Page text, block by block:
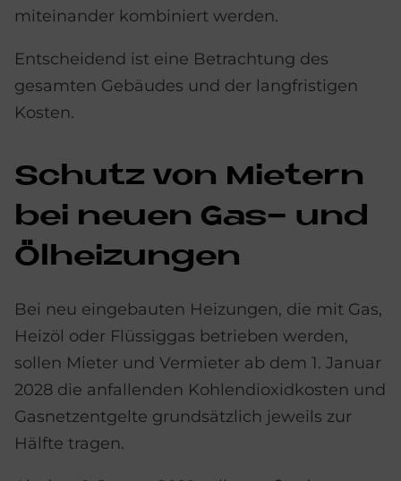
miteinander kombiniert werden.
Entscheidend ist eine Betrachtung des
gesamten Gebäudes und der langfristigen
Kosten.
Schu­tz von Mie­tern
bei neu­en Gas- und
Öl­hei­zun­gen
Bei neu eingebauten Heizungen, die mit Gas,
Heizöl oder Flüssiggas betrieben werden,
sollen Mieter und Vermieter ab dem 1. Januar
2028 die anfallenden Kohlendioxidkosten und
Gasnetzentgelte grundsätzlich jeweils zur
Hälfte tragen.